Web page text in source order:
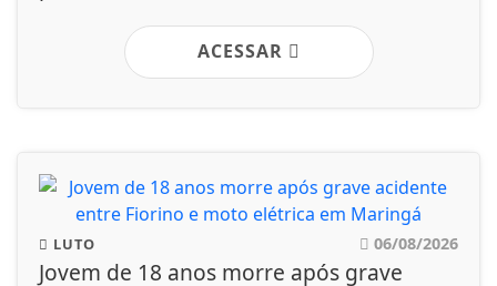
ACESSAR
LUTO 06/08/2026
Jovem de 18 anos morre após grave